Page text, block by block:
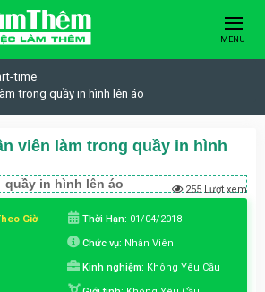
MENU
time
trong quầy in hình lên áo
viên làm trong quầy in hình
quầy in hình lên áo 255 Lượt xem
Giờ Thời Hạn: 01/04/2018
Chức vụ: Nhân Viên
Kinh nghiệm: Không Yêu Cầu